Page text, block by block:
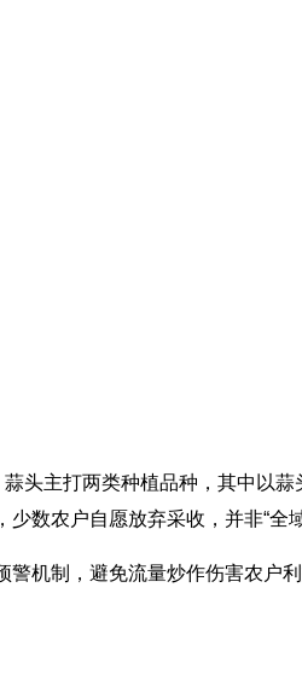
头主打两类种植品种，其中以蒜
数农户自愿放弃采收，并非“全域
机制，避免流量炒作伤害农户利